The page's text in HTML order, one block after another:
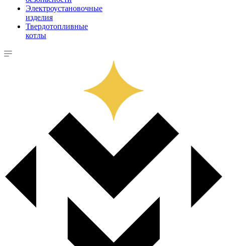
Электроустановочные
изделия
Твердотопливные
котлы